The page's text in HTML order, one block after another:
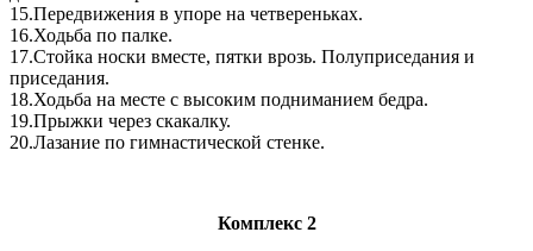
15.Передвижения в упоре на четвереньках.
16.Ходьба по палке.
17.Стойка носки вместе, пятки врозь. Полуприседания и
приседания.
18.Ходьба на месте с высоким подниманием бедра.
19.Прыжки через скакалку.
20.Лазание по гимнастической стенке.
Комплекс 2